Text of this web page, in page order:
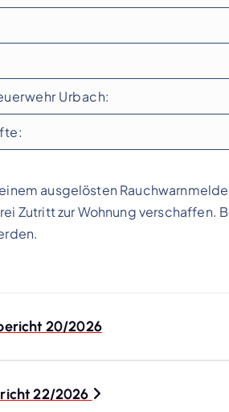
Urbach:
ausgelösten
Zutritt zur Wohnung verschaffen.
20/2026
22/2026